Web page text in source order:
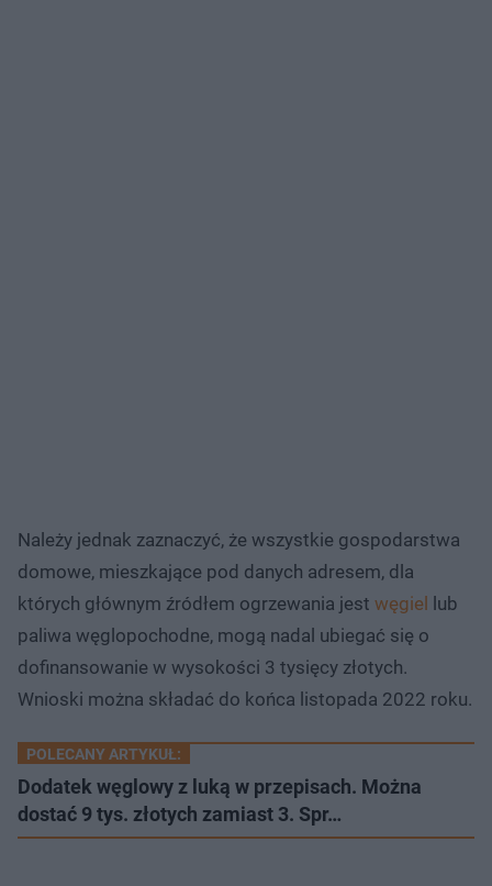
Należy jednak zaznaczyć, że wszystkie gospodarstwa
domowe, mieszkające pod danych adresem, dla
których głównym źródłem ogrzewania jest węgiel lub
paliwa węglopochodne, mogą nadal ubiegać się o
dofinansowanie w wysokości 3 tysięcy złotych.
Wnioski można składać do końca listopada 2022 roku.
POLECANY ARTYKUŁ:
Dodatek węglowy z luką w przepisach. Można
dostać 9 tys. złotych zamiast 3. Spr…